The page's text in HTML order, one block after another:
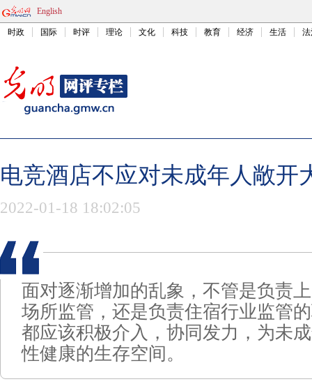
English
时政 国际 时评 理论 文化 科技 教育 经济 生活
电竞酒店不应对未成年人敞开
2022-01-18 18:02:05
面对逐渐增加的乱象，不管是负责
场所监管，还是负责住宿行业监管
都应该积极介入，协同发力，为未
性健康的生存空间。